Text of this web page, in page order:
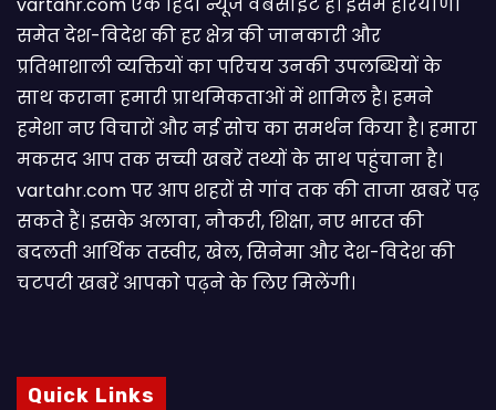
समेत देश-विदेश की हर क्षेत्र की जानकारी और
प्रतिभाशाली व्यक्तियों का परिचय उनकी उपलब्धियों के
साथ कराना हमारी प्राथमिकताओं में शामिल है। हमने
हमेशा नए विचारों और नई सोच का समर्थन किया है। हमारा
मकसद आप तक सच्ची खबरें तथ्यों के साथ पहुंचाना है।
vartahr.com पर आप शहरों से गांव तक की ताजा खबरें पढ़
सकते हैं। इसके अलावा, नौकरी, शिक्षा, नए भारत की
बदलती आर्थिक तस्वीर, खेल, सिनेमा और देश-विदेश की
चटपटी खबरें आपकाे पढ़ने के लिए मिलेंगी।
Quick Links